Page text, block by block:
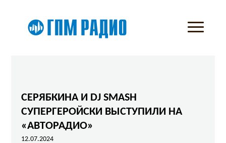
СЕРЯБКИНА И DJ SMASH
СУПЕРГЕРОЙСКИ ВЫСТУПИЛИ НА
«АВТОРАДИО»
12.07.2024